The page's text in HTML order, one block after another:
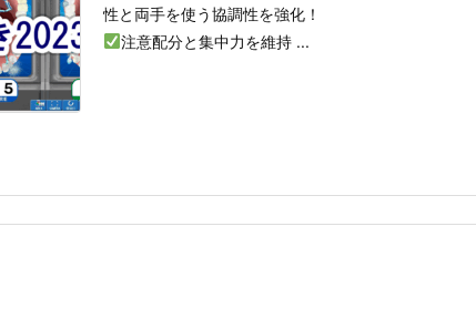
性と両手を使う協調性を強化！
注意配分と集中力を維持 ...